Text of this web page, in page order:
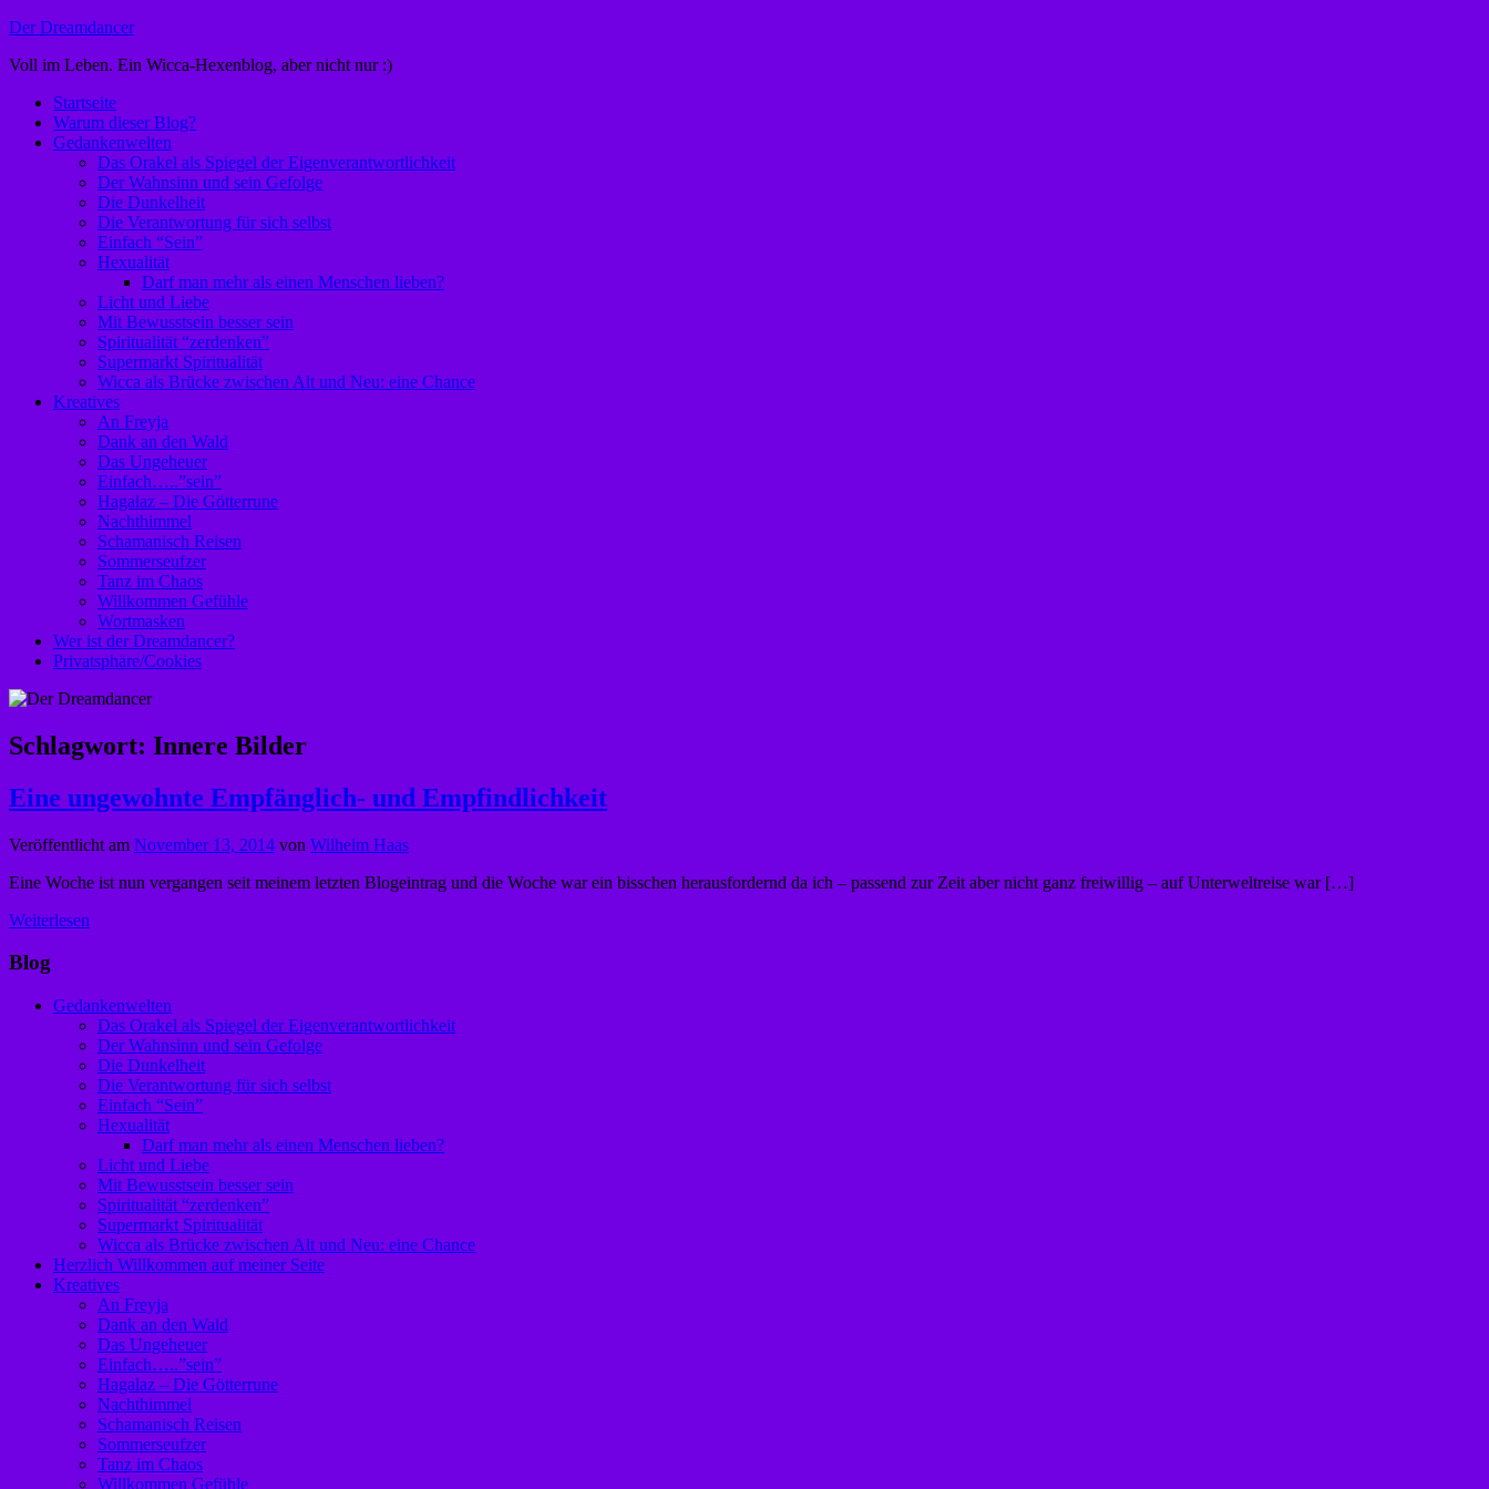
Zum
springen
Der Dreamdancer
Voll im Leben. Ein Wicca-Hexenblog, aber nicht nur :)
Startseite
Warum dieser Blog?
Gedankenwelten
Das Orakel als Spiegel der Eigenverantwortlichkeit
Der Wahnsinn und sein Gefolge
Die Dunkelheit
Die Verantwortung für sich selbst
Einfach “Sein”
Hexualität
Darf man mehr als einen Menschen lieben?
Licht und Liebe
Mit Bewusstsein besser sein
Spiritualität “zerdenken”
Supermarkt Spiritualität
Wicca als Brücke zwischen Alt und Neu: eine Chance
Kreatives
An Freyja
Dank an den Wald
Das Ungeheuer
Einfach…..”sein”
Hagalaz – Die Götterrune
Nachthimmel
Schamanisch Reisen
Sommerseufzer
Tanz im Chaos
Willkommen Gefühle
Wortmasken
Wer ist der Dreamdancer?
Privatsphäre/Cookies
Schlagwort: Innere Bilder
Eine ungewohnte Empfänglich- und Empfindlichkeit
Veröffentlicht am November 13, 2014 von Wilhelm Haas
Eine Woche ist nun vergangen seit meinem letzten Blogeintrag und die Woche war ein bisschen herausfordernd da ich – passend zur Zeit aber nicht ganz freiwillig – auf Unterweltreise war […]
Weiterlesen
Blog
Gedankenwelten
Das Orakel als Spiegel der Eigenverantwortlichkeit
Der Wahnsinn und sein Gefolge
Die Dunkelheit
Die Verantwortung für sich selbst
Einfach “Sein”
Hexualität
Darf man mehr als einen Menschen lieben?
Licht und Liebe
Mit Bewusstsein besser sein
Spiritualität “zerdenken”
Supermarkt Spiritualität
Wicca als Brücke zwischen Alt und Neu: eine Chance
Herzlich Willkommen auf meiner Seite
Kreatives
An Freyja
Dank an den Wald
Das Ungeheuer
Einfach…..”sein”
Hagalaz – Die Götterrune
Nachthimmel
Schamanisch Reisen
Sommerseufzer
Tanz im Chaos
Willkommen Gefühle